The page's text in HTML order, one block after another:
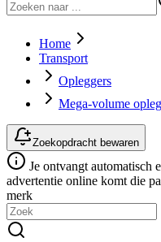
Home
Transport
Opleggers
Mega-volume
Zoekopdracht bewaren
Je ontvangt automatisch
advertentie online komt die
merk